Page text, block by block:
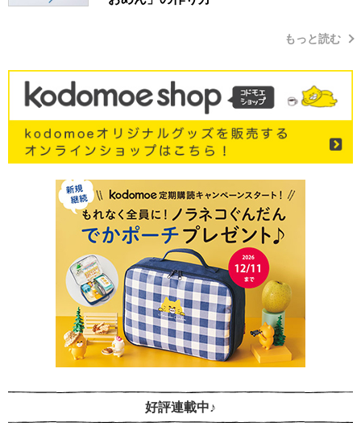
もっと読む
好評連載中♪